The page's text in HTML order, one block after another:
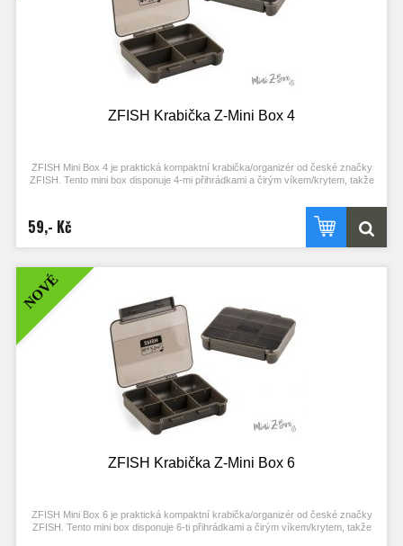
Moderní a čistý design v kombinaci s kvalitními materiály a komponenty
v temně olivově zeleném provedení
Celkové rozměry: 107 x 74 x 30 mm
ZFISH Krabička Z-Mini Box 4
ZFISH Mini Box 4 je praktická kompaktní krabička/organizér od české značky
ZFISH. Tento mini box disponuje 4-mi přihrádkami a čirým víkem/krytem, takže
nechtěné otevření zajišťuje velký klip na přední straně a pevné panty.
Jednoduchý a čistý design se zkosenými a oblými hranami nejen skvěle vypadá,
ale díky oblým tvarům je i samotná manipulace mnohem příjemnější. Výborný
nejdrobnější bižuterii a příslušenství, které potřebujete mít vždy po ruce, ideálně
Kvalitní, kompaktní tackle box/organizér ideální na nezbytné drobnosti
do kapsy
4 přihrádky s čirým víkem/krytem
Bezpečné uzavírání, nebo nechtěné otevření zajišťují velice pevné
panty
Moderní a čistý design v kombinaci s kvalitními materiály a komponenty
v temně olivově zeleném provedení
Celkové rozměry: 102 x 80 x 24 mm
59,- Kč
NOVÉ
ZFISH Krabička Z-Mini Box 6
ZFISH Mini Box 6 je praktická kompaktní krabička/organizér od české značky
ZFISH. Tento mini box disponuje 6-ti přihrádkami a čirým víkem/krytem, takže